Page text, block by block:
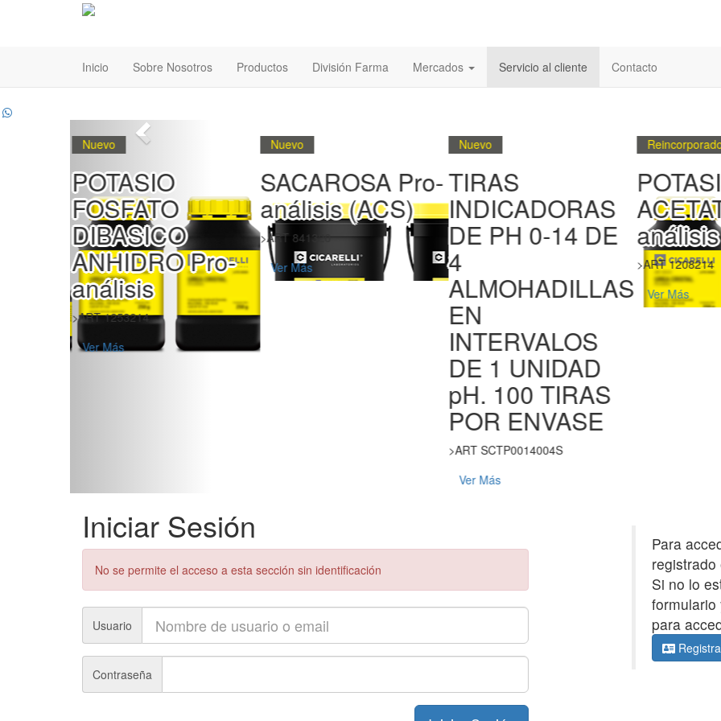
Inicio Sobre Nosotros Productos División Farma Mercados Servicio al cliente Contacto
Nuevo
POTASIO
FOSFATO
DIBASICO
ANHIDRO Pro-
análisis
>ART 1253214
Ver Más
Nuevo
SACAROSA Pro-
análisis (ACS)
>ART 841320
Ver Más
Nuevo
TIRAS
INDICADORAS
DE PH 0-14 DE
4
ALMOHADILLAS
EN
INTERVALOS
DE 1 UNIDAD
pH. 100 TIRAS
POR ENVASE
>ART SCTP0014004S
Ver Más
Reincorporado
análisis
>ART 1208214
Ver Más
Iniciar Sesión
No se permite el acceso a esta sección sin identificación
Usuario
Contraseña
Para
Si no lo
formulario
para